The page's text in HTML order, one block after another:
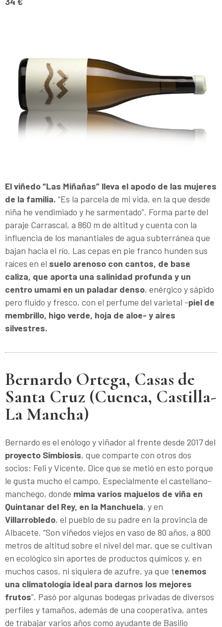
El viñedo “Las Miñañas” lleva el apodo de las mujeres
de la familia. “Es la parcela de mi vida, en la que desde
niña he vendimiado y he sarmentado”. Forma parte del
paraje Carrascal, a 860 m de altitud y cuenta con la
influencia de los manantiales de agua subterránea que
bajan hacia el río. Las cepas en pie franco hunden sus
raíces en el suelo arenoso con cantos, de base
caliza, que aporta una salinidad profunda y un
centro umami en un paladar denso, enérgico y sápido
pero fluido y fresco, con el perfume del varietal -piel de
membrillo, higo verde, hoja de aloe- y aires
silvestres.
Bernardo Ortega, Casas de
Santa Cruz (Cuenca, Castilla-
La Mancha)
Bernardo es el enólogo y viñador al frente desde 2017 del
proyecto Simbiosis, que comparte con otros dos
socios: Feli y Vicente. Dice que se metió en esto porque
le gusta mucho el campo. Especialmente el castellano-
manchego, donde mima varios majuelos de viña en
Quintanar del Rey, en la Manchuela, y en
Villarrobledo, el pueblo de su padre en la provincia de
Albacete. “Son viñedos viejos en vaso de 80 años, a 800
metros de altitud sobre el nivel del mar, que se cultivan
en ecológico sin aportes de productos químicos y, en
muchos casos, ni siquiera de azufre, ya que tenemos
una climatología ideal para darnos los mejores
frutos”. Pasó por algunas bodegas privadas de diversos
perfiles y tamaños, además de una cooperativa, antes
de trabajar varios años como ayudante de Basilio